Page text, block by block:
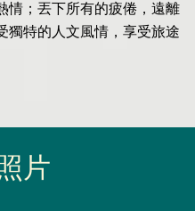
情；丟下所有的疲倦，遠離
獨特的人文風情，享受旅途
片